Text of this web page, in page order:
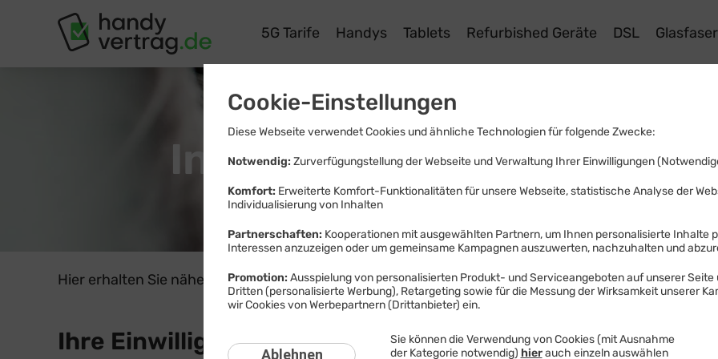
Tarife Handys Tablets Refurbished Geräte DSL Glasfaser
Informationen zu Ihrer
Hier erhalten Sie nähere Informationen zum Inhalt und Umfang Ihrer Einwilligung und erfahren,
Ihre Einwilligung geben Sie gegenüber folgendem
Cookie-Einstellungen
Diese Webseite verwendet Cookies und ähnliche Technologien für folgende Zwecke:
Notwendig: Zurverfügungstellung der Webseite und Verwaltung Ihrer Einwilligungen
Komfort: Erweiterte Komfort-Funktionalitäten für unsere Webseite, statistische Analyse der
Individualisierung von Inhalten
Partnerschaften: Kooperationen mit ausgewählten Partnern, um Ihnen personalisierte Inhalte
Interessen anzuzeigen oder um gemeinsame Kampagnen auszuwerten, nachzuhalten und
Promotion: Ausspielung von personalisierten Produkt- und Serviceangeboten auf unserer Seite
Dritten (personalisierte Werbung), Retargeting sowie für die Messung der Wirksamkeit unserer
wir Cookies von Werbepartnern (Drittanbieter) ein.
Ablehnen
Sie können die Verwendung von Cookies (mit Ausnahme
der Kategorie notwendig) hierauch einzeln auswählen